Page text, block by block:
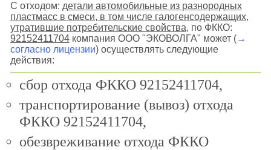
С отходом: детали автомобильные из разнородных
пластмасс в смеси, в том числе галогенсодержащих,
утратившие потребительские свойства, по ФККО:
92152411704компания ООО "ЭКОВОЛГА" может (→
согласно лицензии) осуществлять следующие
действия:
сбор отхода ФККО 92152411704,
транспортирование (вывоз) отхода
ФККО 92152411704,
обезвреживание отхода ФККО